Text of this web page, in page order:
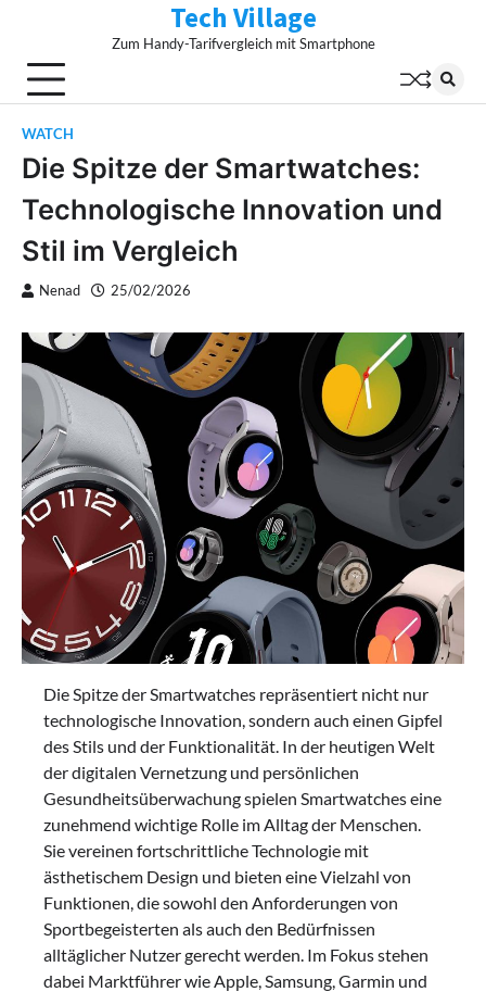
content
Tech Village
Zum Handy-Tarifvergleich mit Smartphone
WATCH
Die Spitze der Smartwatches:
Technologische Innovation und
Stil im Vergleich
Nenad 25/02/2026
Die Spitze der Smartwatches repräsentiert nicht nur
technologische Innovation, sondern auch einen Gipfel
des Stils und der Funktionalität. In der heutigen Welt
der digitalen Vernetzung und persönlichen
Gesundheitsüberwachung spielen Smartwatches eine
zunehmend wichtige Rolle im Alltag der Menschen.
Sie vereinen fortschrittliche Technologie mit
ästhetischem Design und bieten eine Vielzahl von
Funktionen, die sowohl den Anforderungen von
Sportbegeisterten als auch den Bedürfnissen
alltäglicher Nutzer gerecht werden. Im Fokus stehen
dabei Marktführer wie Apple, Samsung, Garmin und